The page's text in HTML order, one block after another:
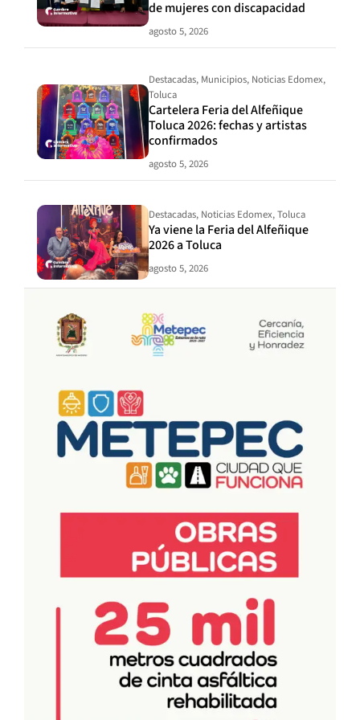
de mujeres con discapacidad
agosto 5, 2026
Destacadas, Municipios, Noticias Edomex,
Toluca
Cartelera Feria del Alfeñique
Toluca 2026: fechas y artistas
confirmados
agosto 5, 2026
Destacadas, Noticias Edomex,Toluca
Ya viene la Feria del Alfeñique
2026 a Toluca
agosto 5, 2026